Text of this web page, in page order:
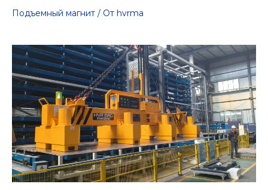
Подъемный магнит / От hvrma